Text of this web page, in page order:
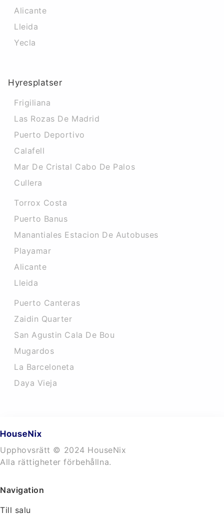
Alicante
Lleida
Yecla
Hyresplatser
Frigiliana
Las Rozas De Madrid
Puerto Deportivo
Calafell
Mar De Cristal Cabo De Palos
Cullera
Torrox Costa
Puerto Banus
Manantiales Estacion De Autobuses
Playamar
Alicante
Lleida
Puerto Canteras
Zaidin Quarter
San Agustin Cala De Bou
Mugardos
La Barceloneta
Daya Vieja
Upphovsrätt © 2024 HouseNix
Alla rättigheter förbehållna.
Navigation
Till salu